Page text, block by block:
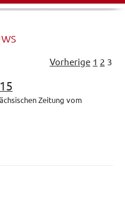
Vorherige 1 2 3
Zeitung vom